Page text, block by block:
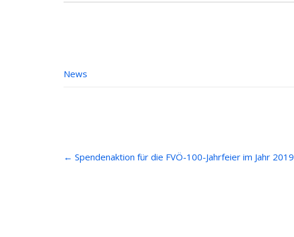
News
navigation
← Spendenaktion für die FVÖ-100-Jahrfeier im Jahr 2019